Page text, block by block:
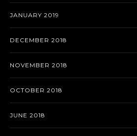
JANUARY 2019
DECEMBER 2018
NOVEMBER 2018
OCTOBER 2018
JUNE 2018